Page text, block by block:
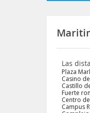
Las
Plaza
Casino
Castillo
Fuerte
Centro
Campus